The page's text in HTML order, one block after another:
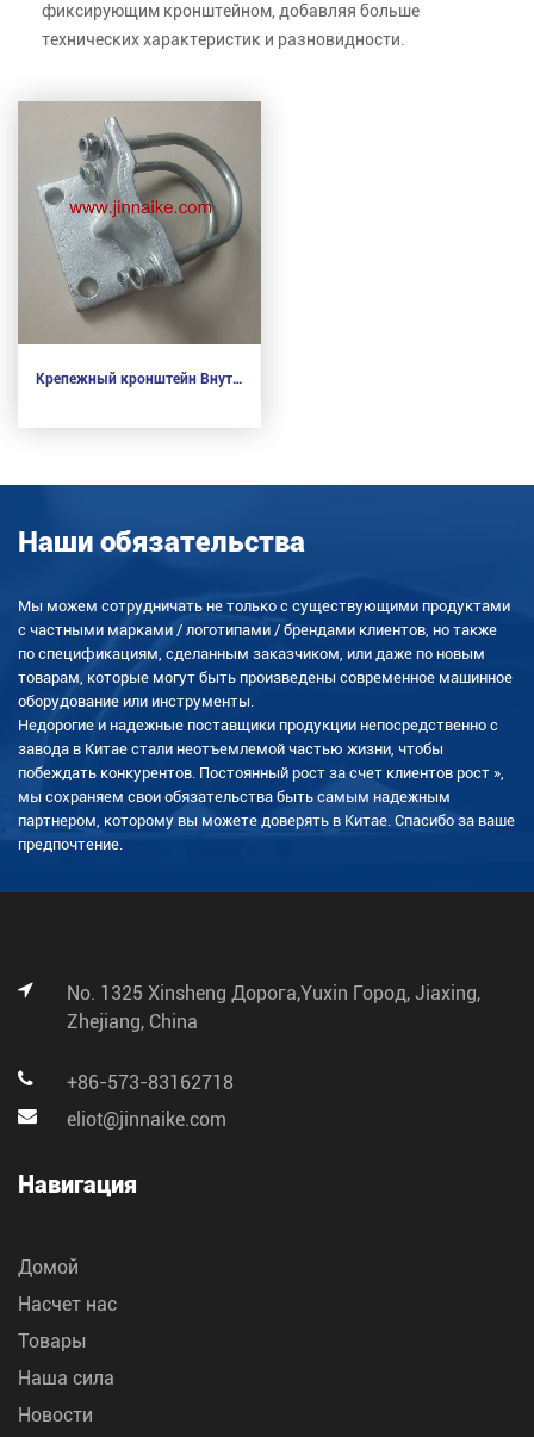
фиксирующим кронштейном, добавляя больше
технических характеристик и разновидности.
Крепежный кронштейн Внутренняя направляющая ворот
Наши обязательства
Мы можем сотрудничать не только с существующими продуктами
с частными марками / логотипами / брендами клиентов, но также
по спецификациям, сделанным заказчиком, или даже по новым
товарам, которые могут быть произведены современное машинное
оборудование или инструменты.
Недорогие и надежные поставщики продукции непосредственно с
завода в Китае стали неотъемлемой частью жизни, чтобы
побеждать конкурентов. Постоянный рост за счет клиентов рост »,
мы сохраняем свои обязательства быть самым надежным
партнером, которому вы можете доверять в Китае. Спасибо за ваше
предпочтение.
No. 1325 Xinsheng Дорога,Yuxin Город, Jiaxing,
Zhejiang, China
+86-573-83162718
eliot@jinnaike.com
Навигация
Домой
Насчет нас
Товары
Наша сила
Новости